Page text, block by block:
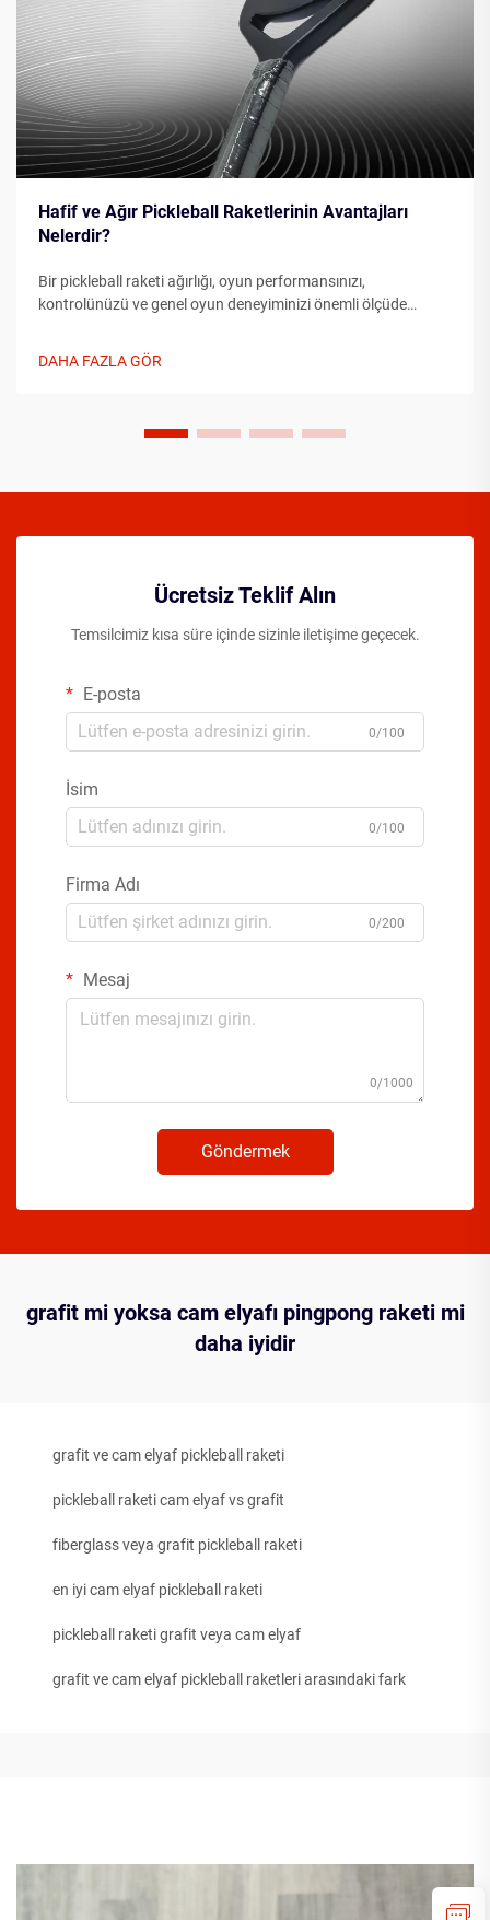
Hafif ve Ağır Pickleball Raketlerinin Avantajları
Nelerdir?
Bir pickleball raketi ağırlığı, oyun performansınızı,
kontrolünüzü ve genel oyun deneyiminizi önemli ölçüde
arasında seçim yaparken oyuncular, oynama tarzlarını,
DAHA FAZLA GÖR
Ücretsiz Teklif Alın
Temsilcimiz kısa süre içinde sizinle iletişime geçecek.
E-posta
0/100
İsim
0/100
Firma Adı
0/200
Mesaj
0/1000
Göndermek
grafit mi yoksa cam elyafı pingpong raketi mi
daha iyidir
grafit ve cam elyaf pickleball raketi
pickleball raketi cam elyaf vs grafit
fiberglass veya grafit pickleball raketi
en iyi cam elyaf pickleball raketi
pickleball raketi grafit veya cam elyaf
grafit ve cam elyaf pickleball raketleri arasındaki fark